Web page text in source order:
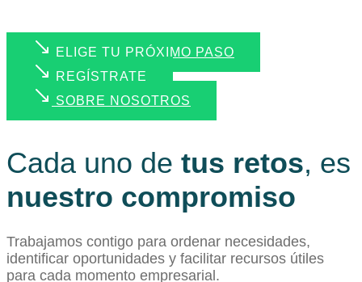
ELIGE TU PRÓXIMO PASO
REGÍSTRATE
SOBRE NOSOTROS
Cada uno de tus retos, es
nuestro compromiso
Trabajamos contigo para ordenar necesidades,
identificar oportunidades y facilitar recursos útiles
para cada momento empresarial.